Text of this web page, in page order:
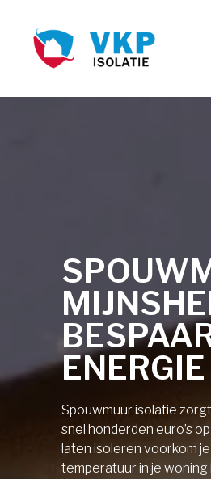
Spouwmuur isolatie
snel honderden euro’s
laten isoleren voorkom
temperatuur in je